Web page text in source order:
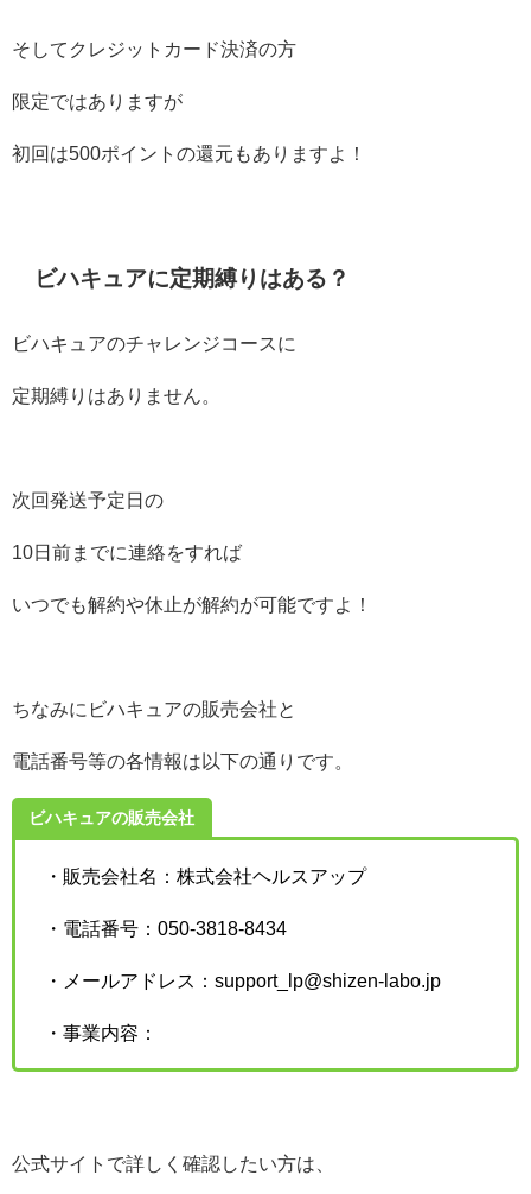
そしてクレジットカード決済の方
限定ではありますが
初回は500ポイントの還元もありますよ！
ビハキュアに定期縛りはある？
ビハキュアのチャレンジコースに
定期縛りはありません。
次回発送予定日の
10日前までに連絡をすれば
いつでも解約や休止が解約が可能ですよ！
ちなみにビハキュアの販売会社と
電話番号等の各情報は以下の通りです。
ビハキュアの販売会社
・販売会社名：株式会社ヘルスアップ
・電話番号：050-3818-8434
・メールアドレス：support_lp@shizen-labo.jp
・事業内容：
公式サイトで詳しく確認したい方は、